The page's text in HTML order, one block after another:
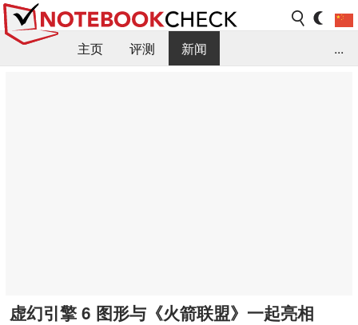
主页 评测
新闻
...
虚幻引擎 6 图形与《火箭联盟》一起亮相